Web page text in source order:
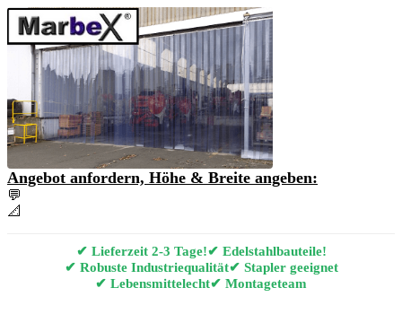
Angebot anfordern, Höhe & Breite angeben:
💬
📐
✔ Lieferzeit 2-3 Tage!✔ Edelstahlbauteile!
✔ Robuste Industriequalität✔ Stapler geeignet
✔ Lebensmittelecht✔ Montageteam